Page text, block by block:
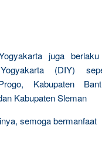
juga
(DIY)
Kabupaten
Kabupaten Sleman
semoga bermanfaat